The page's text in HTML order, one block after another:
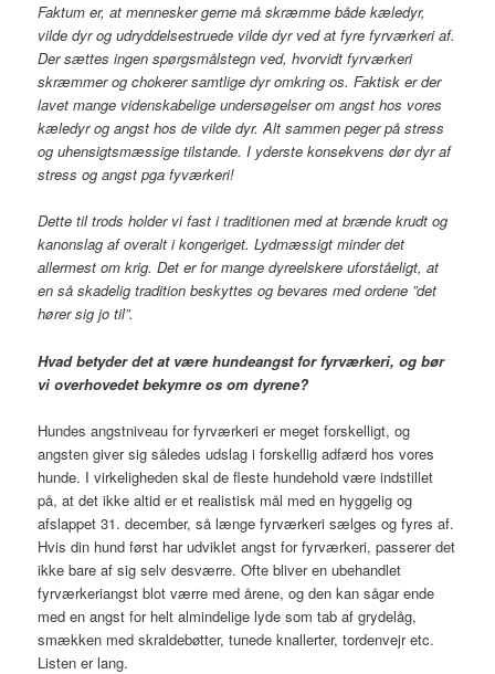
Faktum er, at mennesker gerne må skræmme både kæledyr,
vilde dyr og udryddelsestruede vilde dyr ved at fyre fyrværkeri af.
Der sættes ingen spørgsmålstegn ved, hvorvidt fyrværkeri
skræmmer og chokerer samtlige dyr omkring os. Faktisk er der
lavet mange videnskabelige undersøgelser om angst hos vores
kæledyr og angst hos de vilde dyr. Alt sammen peger på stress
og uhensigtsmæssige tilstande. I yderste konsekvens dør dyr af
stress og angst pga fyværkeri!
Dette til trods holder vi fast i traditionen med at brænde krudt og
kanonslag af overalt i kongeriget. Lydmæssigt minder det
allermest om krig. Det er for mange dyreelskere uforståeligt, at
en så skadelig tradition beskyttes og bevares med ordene ”det
hører sig jo til”.
Hvad betyder det at være hundeangst for fyrværkeri, og bør
vi overhovedet bekymre os om dyrene?
Hundes angstniveau for fyrværkeri er meget forskelligt, og
angsten giver sig således udslag i forskellig adfærd hos vores
hunde. I virkeligheden skal de fleste hundehold være indstillet
på, at det ikke altid er et realistisk mål med en hyggelig og
afslappet 31. december, så længe fyrværkeri sælges og fyres af.
Hvis din hund først har udviklet angst for fyrværkeri, passerer det
ikke bare af sig selv desværre. Ofte bliver en ubehandlet
fyrværkeriangst blot værre med årene, og den kan sågar ende
med en angst for helt almindelige lyde som tab af grydelåg,
smækken med skraldebøtter, tunede knallerter, tordenvejr etc.
Listen er lang.